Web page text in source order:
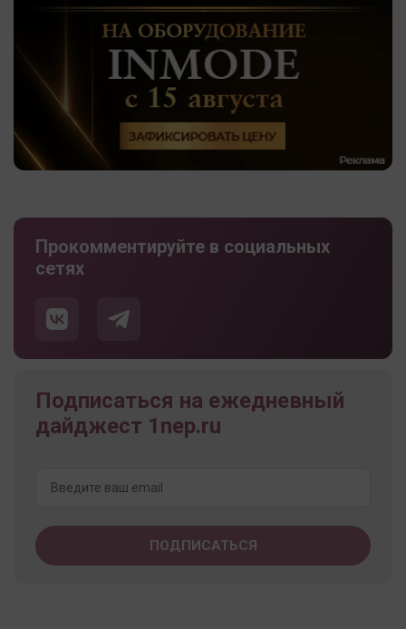
Прокомментируйте в социальных
сетях
Подписаться на ежедневный
дайджест 1nep.ru